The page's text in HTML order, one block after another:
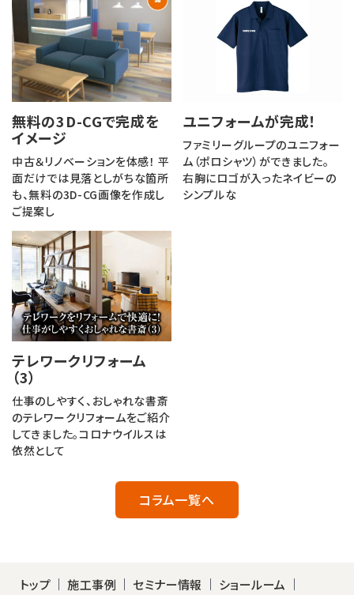
無料の3D-CGで完成を
イメージ
中古＆リノベーションを体感！ 平
面だけでは見落としがちな箇所
も、無料の3D-CG画像を作成し
ご提案し
ユニフォームが完成！
ファミリーグループのユニフォー
ム（ポロシャツ）ができました。
右胸にロゴが入ったネイビーの
シンプルな
テレワークリフォーム
（3）
仕事のしやすく、おしゃれな書斎
のテレワークリフォームをご紹介
してきました。コロナウイルスは
依然として
コラム一覧へ
トップ 施工事例 セミナー情報
ショールーム